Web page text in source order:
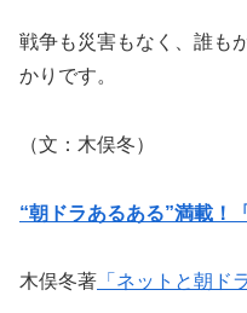
戦争も災害もなく、誰も
かりです。
（文：木俣冬）
“朝ドラあるある”満載！
木俣冬著 「ネットと朝ド